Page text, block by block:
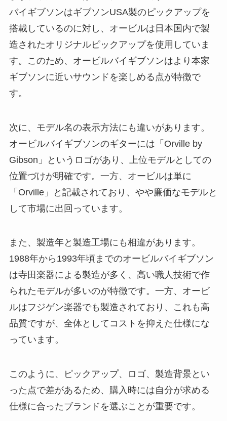
バイギブソンはギブソンUSA製のピックアップを
搭載しているのに対し、オービルは日本国内で製
造されたオリジナルピックアップを使用していま
す。このため、オービルバイギブソンはより本家
ギブソンに近いサウンドを楽しめる点が特徴で
す。
次に、モデル名の表示方法にも違いがあります。
オービルバイギブソンのギターには「Orville by
Gibson」というロゴがあり、上位モデルとしての
位置づけが明確です。一方、オービルは単に
「Orville」と記載されており、やや廉価なモデルと
して市場に出回っています。
また、製造年と製造工場にも相違があります。
1988年から1993年頃までのオービルバイギブソン
は寺田楽器による製造が多く、高い職人技術で作
られたモデルが多いのが特徴です。一方、オービ
ルはフジゲン楽器でも製造されており、これも高
品質ですが、全体としてコストを抑えた仕様にな
っています。
このように、ピックアップ、ロゴ、製造背景とい
った点で差があるため、購入時には自分が求める
仕様に合ったブランドを選ぶことが重要です。